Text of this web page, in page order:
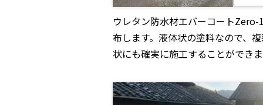
ウレタン防水材エバーコートZero-
布します。液体状の塗料なので、
状にも確実に施工することができ